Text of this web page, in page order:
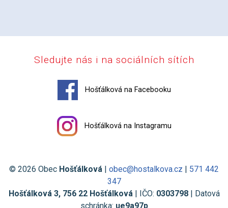
Sledujte nás i na sociálních sítích
Hošťálková na Facebooku
Hošťálková na Instagramu
© 2026 Obec Hošťálková | obec@hostalkova.cz | 571 442
347
Hošťálková 3, 756 22 Hošťálková| IČO: 0303798| Datová
schránka: ue9a97p